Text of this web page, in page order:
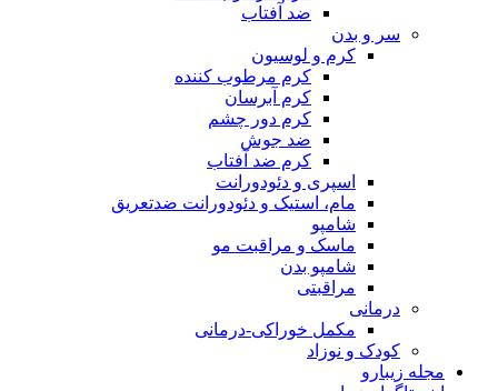
ضد آفتاب
سر و بدن
کرم و لوسیون
کرم مرطوب کننده
کرم آبرسان
کرم دور چشم
ضد جوش
کرم ضد آفتاب
اسپری و دئودورانت
مام، استیک و دئودورانت ضدتعریق
شامپو
ماسک و مراقبت مو
شامپو بدن
مراقبتی
درمانی
مکمل خوراکی-درمانی
کودک و نوزاد
مجله زیبارو